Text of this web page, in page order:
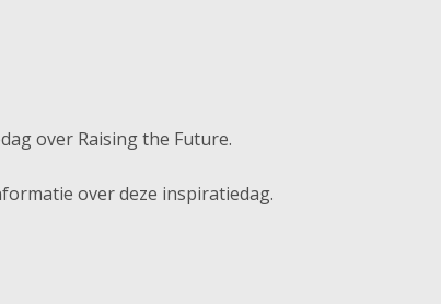
over Raising the Future.
over deze inspiratiedag.